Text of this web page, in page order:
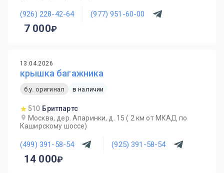
(926) 228-42-64 (977) 951-60-00
7 000
13.04.2026
крышка багажника
б.у. оригинал в наличии
510 Бритпартс
Москва, дер. Апаринки, д. 15 ( 2 км от МКАД по
Каширскому шоссе)
(499) 391-58-54 (925) 391-58-54
14 000